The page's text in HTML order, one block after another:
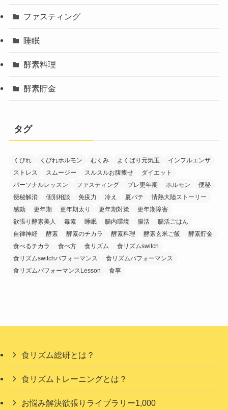
ファスティング
睡眠
酵素料理
酵素貯金
タグ
くびれ くびれホルモン むくみ よくばり元気玉
インフルエンザ
ストレス
スムージー スルスルお腹痩せ
ダイエット
パーソナルレッスン
ファスティング プレ更年期 ホルモン
便秘
便秘解消
個別相談 免疫力 冷え 夏バテ
情熱大陸ストーリー
感動
更年期 更年期太り 更年期対策
更年期障害
欲張り酵素美人
毒素 睡眠 腸内環境 腸活
腸活ごはん
自律神経
酵素 酵素のチカラ 酵素料理 酵素玄米ご飯
酵素貯金
食べるチカラ
食べ方 食リズム
食リズムswitch
食リズムswitchパフォーマンス
食リズムパフォーマンス
食リズムパフォーマンスLesson
食事
食リズム総研とは？
食リズムトレーニングとは？
お悩み解決欲張りライブラリー1,000